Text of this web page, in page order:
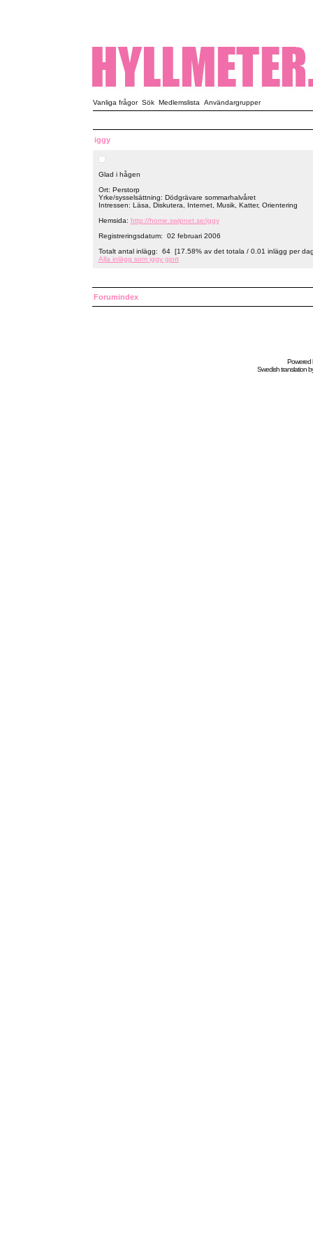
Vanliga frågor Sök Medlemslista Användargrupper
iggy
Glad i hågen
Ort: Perstorp
Yrke/sysselsättning: Dödgrävare sommarhalvåret
Intressen: Läsa, Diskutera, Internet, Musik, Katter, Orientering
Hemsida: http://home.swipnet.se/iggy
Registreringsdatum: 02 februari 2006
Totalt antal inlägg: 64 [17.58% av det totala / 0.01 inlägg per
Alla inlägg som iggy gjort
Forumindex
Powered
Swedishtranslation